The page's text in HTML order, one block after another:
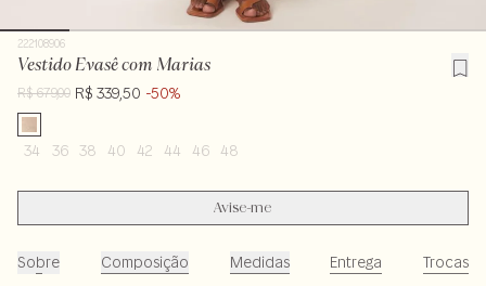
222108906
Vestido Evasê com Marias
R$ 679,00 R$ 339,50 -50%
34 36 38 40 42 44 46 48
Avise-me
Sobre Composição Medidas Entrega Trocas